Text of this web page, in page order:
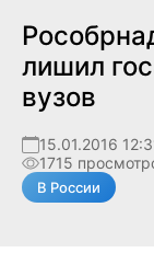
лишил
вузов
15.01.2016
1715
В России